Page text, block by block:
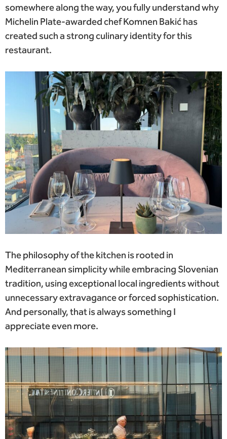
somewhere along the way, you fully understand why
Michelin Plate-awarded chef Komnen Bakić has
created such a strong culinary identity for this
restaurant.
The philosophy of the kitchen is rooted in
Mediterranean simplicity while embracing Slovenian
tradition, using exceptional local ingredients without
unnecessary extravagance or forced sophistication.
And personally, that is always something I
appreciate even more.